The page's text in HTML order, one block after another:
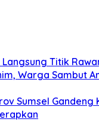
Titik
Warga Sambut
Sumsel Gandeng